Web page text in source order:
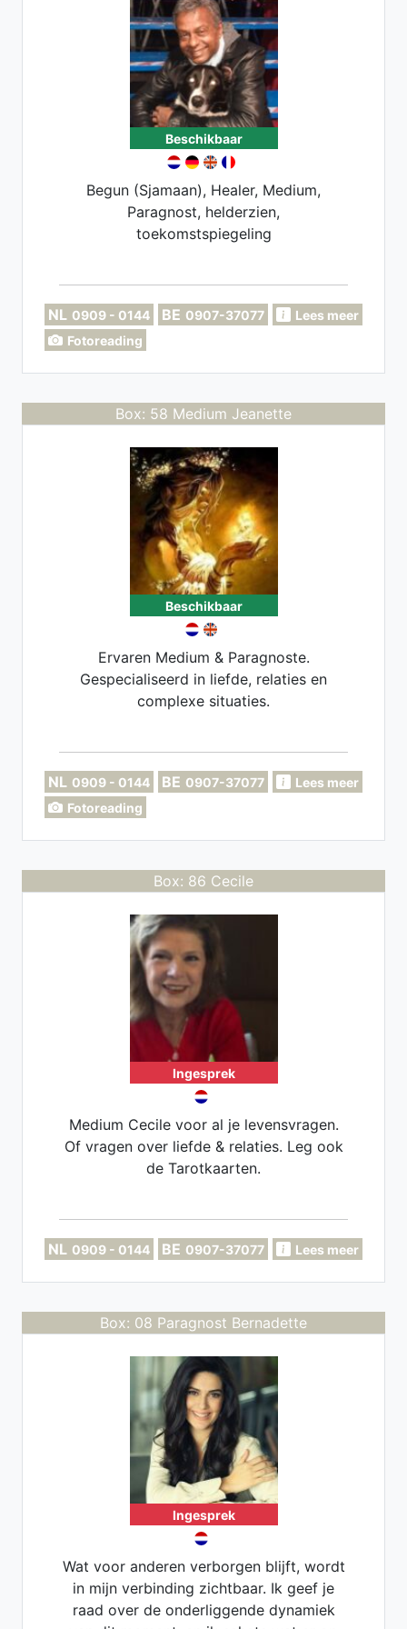
Beschikbaar
Begun (Sjamaan), Healer, Medium,
Paragnost, helderzien,
toekomstspiegeling
NL 0909 - 0144 BE 0907-37077
Lees meer
Fotoreading
Box: 58 Medium Jeanette
Beschikbaar
Ervaren Medium & Paragnoste.
Gespecialiseerd in liefde, relaties en
complexe situaties.
NL 0909 - 0144 BE 0907-37077
Lees meer
Fotoreading
Box: 86 Cecile
Ingesprek
Medium Cecile voor al je levensvragen.
Of vragen over liefde & relaties. Leg ook
de Tarotkaarten.
NL 0909 - 0144 BE 0907-37077 Lees meer
Box: 08 Paragnost Bernadette
Ingesprek
Wat voor anderen verborgen blijft, wordt
in mijn verbinding zichtbaar. Ik geef je
raad over de onderliggende dynamiek